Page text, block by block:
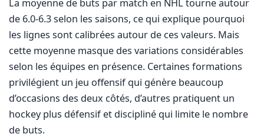
La moyenne de buts par match en NHL tourne autour
de 6.0-6.3 selon les saisons, ce qui explique pourquoi
les lignes sont calibrées autour de ces valeurs. Mais
cette moyenne masque des variations considérables
selon les équipes en présence. Certaines formations
privilégient un jeu offensif qui génère beaucoup
d’occasions des deux côtés, d’autres pratiquent un
hockey plus défensif et discipliné qui limite le nombre
de buts.